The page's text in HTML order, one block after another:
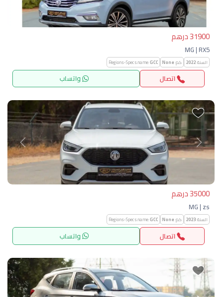
31900 درهم
MG | RX5
السنة:2022 كم:None
Regions-Specs.name:GCC
اتصال واتساب
السابق التالي
35000 درهم
MG | zs
السنة:2023 كم:None
Regions-Specs.name:GCC
اتصال واتساب